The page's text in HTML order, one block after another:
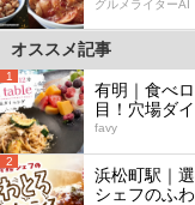
グルメライターAI
オススメ記事
1
有明｜食べ
目！穴場ダ
favy
2
浜松町駅｜
シェフのふ